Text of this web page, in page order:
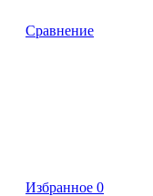
Сравнение
Избранное 0